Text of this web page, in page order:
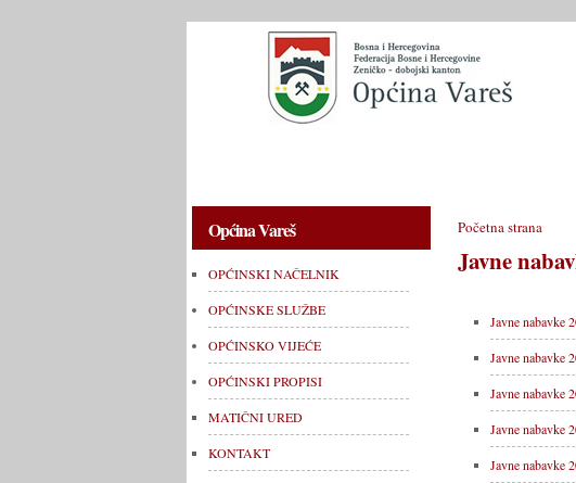
Općina Vareš
OPĆINSKI NAČELNIK
OPĆINSKE SLUŽBE
OPĆINSKO VIJEĆE
OPĆINSKI PROPISI
MATIČNI URED
KONTAKT
Početna strana
Javne
Javne nabavke
Javne nabavke
Javne nabavke
Javne nabavke
Javne nabavke